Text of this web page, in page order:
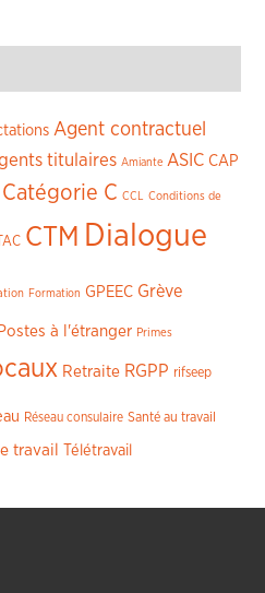
Agent contractuel
titulaires Amiante ASIC CAP
Catégorie C CCL Conditions de
CTM Dialogue
Formation GPEEC Grève
Postes à l'étranger Primes
Retraite RGPP rifseep
Réseau consulaire Santé au travail
travail Télétravail